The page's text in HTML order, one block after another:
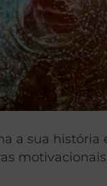
a sua história